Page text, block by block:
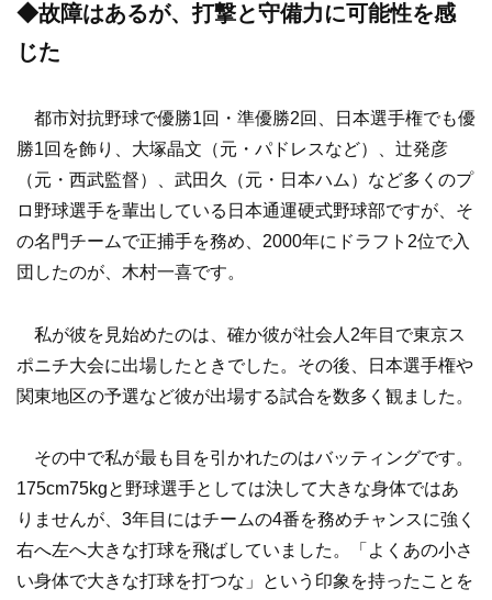
◆故障はあるが、打撃と守備力に可能性を感
じた
都市対抗野球で優勝1回・準優勝2回、日本選手権でも優
勝1回を飾り、大塚晶文（元・パドレスなど）、辻発彦
（元・西武監督）、武田久（元・日本ハム）など多くのプ
ロ野球選手を輩出している日本通運硬式野球部ですが、そ
の名門チームで正捕手を務め、2000年にドラフト2位で入
団したのが、木村一喜です。
私が彼を見始めたのは、確か彼が社会人2年目で東京ス
ポニチ大会に出場したときでした。その後、日本選手権や
関東地区の予選など彼が出場する試合を数多く観ました。
その中で私が最も目を引かれたのはバッティングです。
175cm75kgと野球選手としては決して大きな身体ではあ
りませんが、3年目にはチームの4番を務めチャンスに強く
右へ左へ大きな打球を飛ばしていました。「よくあの小さ
い身体で大きな打球を打つな」という印象を持ったことを